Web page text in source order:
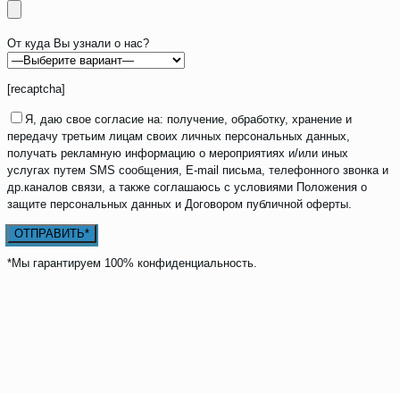
От куда Вы узнали о нас?
[recaptcha]
Я, даю свое согласие на: получение, обработку, хранение и
передачу третьим лицам своих личных персональных данных,
получать рекламную информацию о мероприятиях и/или иных
услугах путем SMS сообщения, E-mail письма, телефонного звонка и
др.каналов связи, а также соглашаюсь с условиями Положения о
защите персональных данных и Договором публичной оферты.
*Мы гарантируем 100% конфиденциальность.